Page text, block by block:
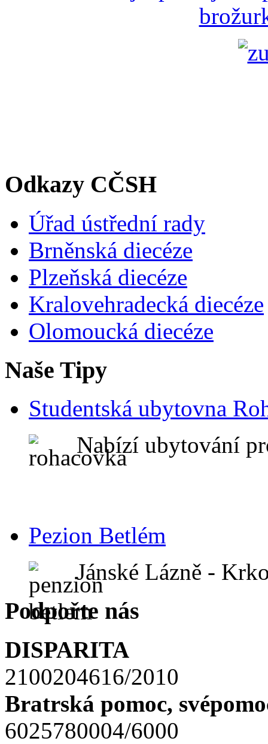
Odkazy CČSH
Úřad ústřední rady
Brněnská diecéze
Plzeňská diecéze
Kralovehradecká diecéze
Olomoucká diecéze
Naše Tipy
Studentská ubytovna
Nabízí ubytování
Pezion Betlém
Jánské Lázně -
Podpořte nás
DISPARITA
2100204616/2010
Bratrská pomoc,
6025780004/6000